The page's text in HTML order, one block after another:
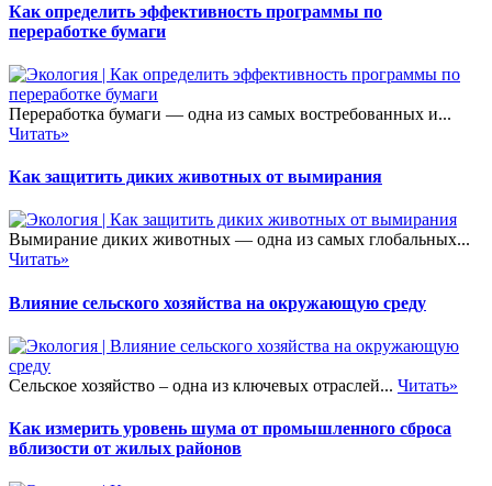
Как определить эффективность программы по
переработке бумаги
Переработка бумаги — одна из самых востребованных и...
Читать»
Как защитить диких животных от вымирания
Вымирание диких животных — одна из самых глобальных...
Читать»
Влияние сельского хозяйства на окружающую среду
Сельское хозяйство – одна из ключевых отраслей... Читать»
Как измерить уровень шума от промышленного сброса
вблизости от жилых районов